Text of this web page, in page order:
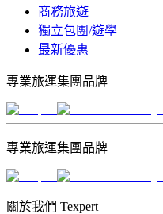
商務旅遊
獨立包團/遊學
最新優惠
專業旅運集團品牌
專業旅運集團品牌
關於我們 Texpert